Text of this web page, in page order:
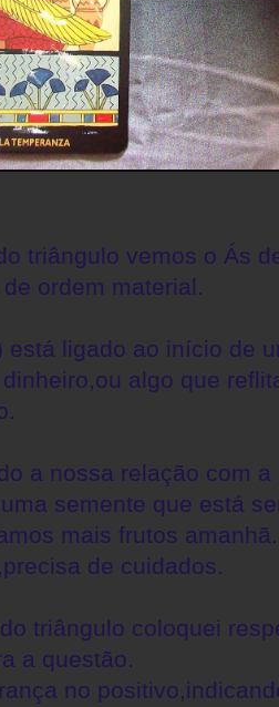
triângulo vemos o Ás
ordem material.
está ligado ao início de
algo que
a nossa relação com
semente que está
mais frutos
de cuidados.
triângulo coloquei
a questão.
no